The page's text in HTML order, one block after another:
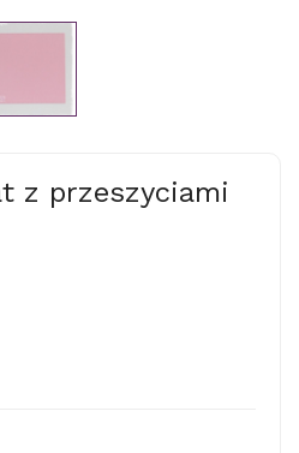
z przeszyciami